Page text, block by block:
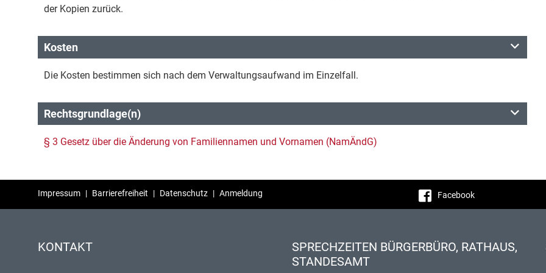
der Kopien zurück.
Kosten
Die Kosten bestimmen sich nach dem Verwaltungsaufwand im Einzelfall.
Rechtsgrundlage(n)
§ 3 Gesetz über die Änderung von Familiennamen und Vornamen (NamÄndG)
Impressum | Barrierefreiheit | Datenschutz | Anmeldung Facebook
KONTAKT
SPRECHZEITEN BÜRGERBÜRO, RATHAUS,
STANDESAMT